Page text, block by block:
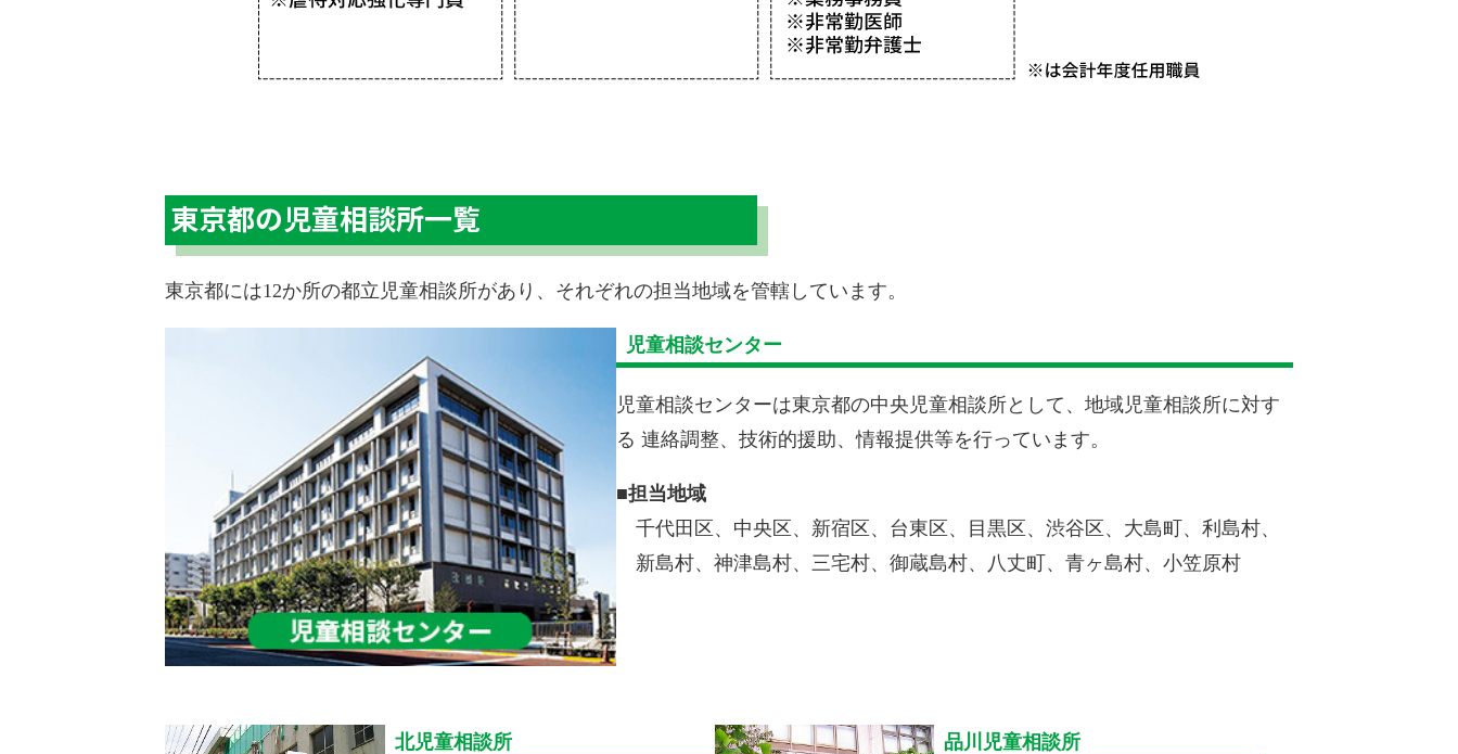
東京都の児童相談所一覧
東京都には12か所の都立児童相談所があり、それぞれの担当地域を管轄しています。
児童相談センター
児童相談センターは東京都の中央児童相談所として、地域児童相談所に対す
る 連絡調整、技術的援助、情報提供等を行っています。
■担当地域
千代田区、中央区、新宿区、台東区、目黒区、 渋谷区、大島町、利島村、
新島村、神津島村、 三宅村、御蔵島村、八丈町、青ヶ島村、小笠原村
北児童相談所 品川児童相談所